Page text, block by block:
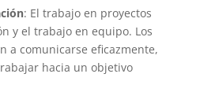
: El trabajo en proyectos
y el trabajo en equipo. Los
a comunicarse eficazmente,
hacia un objetivo